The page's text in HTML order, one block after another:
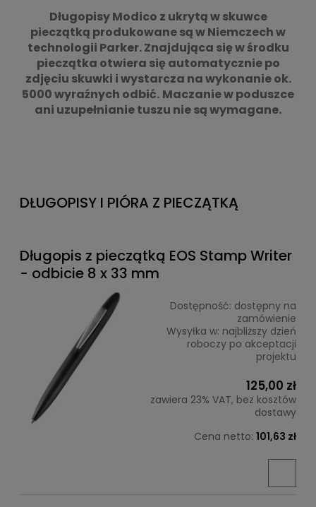
Długopisy Modico z ukrytą w skuwce
pieczątką produkowane są w Niemczech w
technologii Parker. Znajdująca się w środku
pieczątka otwiera się automatycznie po
zdjęciu skuwki i wystarcza na wykonanie ok.
5000 wyraźnych odbić. Maczanie w poduszce
ani uzupełnianie tuszu nie są wymagane.
DŁUGOPISY I PIÓRA Z PIECZĄTKĄ
Długopis z pieczątką EOS Stamp Writer
- odbicie 8 x 33 mm
Dostępność: dostępny na
zamówienie
Wysyłka w: najbliższy dzień
roboczy po akceptacji
projektu
125,00 zł
zawiera 23% VAT, bez kosztów
dostawy
Cena netto: 101,63 zł